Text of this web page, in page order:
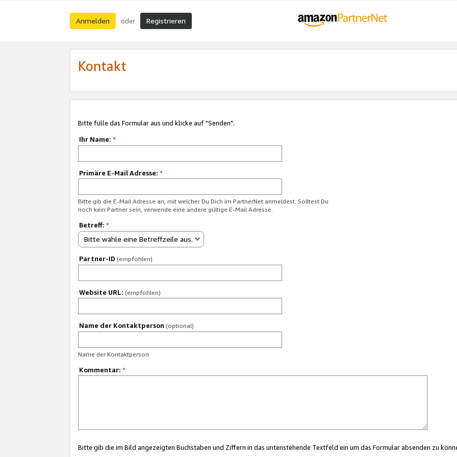
Anmelden oder Registrieren
Kontakt
Bitte fülle das Formular aus und klicke auf "Senden".
Ihr Name: *
Primäre E-Mail Adresse: *
Bitte gib die E-Mail Adresse an, mit welcher Du Dich im PartnerNet anmeldest. Solltest Du
noch kein Partner sein, verwende eine andere gültige E-Mail Adresse.
Betreff: *
Bitte wähle eine Betreffzeile aus.
Partner-ID (empfohlen)
Website URL: (empfohlen)
Name der Kontaktperson (optional)
Name der Kontaktperson
Kommentar: *
Bitte gib die im Bild angezeigten Buchstaben und Ziffern in das untenstehende Textfeld ein um das Formular absenden zu